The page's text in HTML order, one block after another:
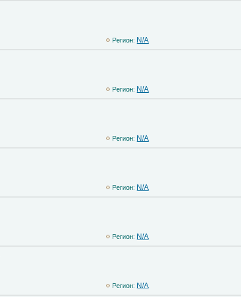
Регион: N/A
Регион: N/A
Регион: N/A
Регион: N/A
Регион: N/A
Регион: N/A